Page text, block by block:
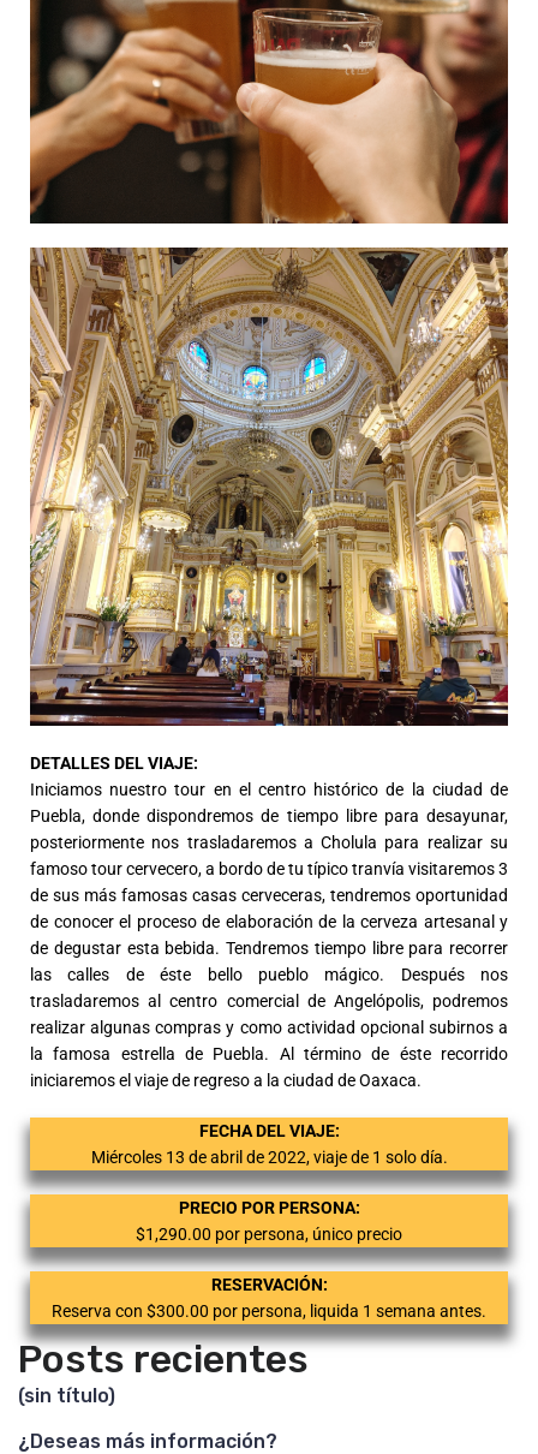
DETALLES DEL VIAJE:
Iniciamos nuestro tour en el centro histórico de la ciudad de
Puebla, donde dispondremos de tiempo libre para desayunar,
posteriormente nos trasladaremos a Cholula para realizar su
famoso tour cervecero, a bordo de tu típico tranvía visitaremos 3
de sus más famosas casas cerveceras, tendremos oportunidad
de conocer el proceso de elaboración de la cerveza artesanal y
de degustar esta bebida. Tendremos tiempo libre para recorrer
las calles de éste bello pueblo mágico. Después nos
trasladaremos al centro comercial de Angelópolis, podremos
realizar algunas compras y como actividad opcional subirnos a
la famosa estrella de Puebla. Al término de éste recorrido
iniciaremos el viaje de regreso a la ciudad de Oaxaca.
FECHA DEL VIAJE:
Miércoles 13 de abril de 2022, viaje de 1 solo día.
PRECIO POR PERSONA:
$1,290.00 por persona, único precio
RESERVACIÓN:
Reserva con $300.00 por persona, liquida 1 semana antes.
Posts recientes
(sin título)
¿Deseas más información?